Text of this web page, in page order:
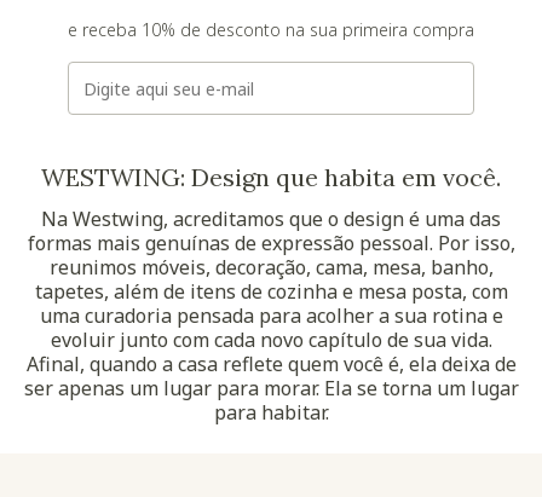
e receba 10% de desconto na sua primeira compra
E-mail
WESTWING: Design que habita em você.
Na Westwing, acreditamos que o design é uma das
formas mais genuínas de expressão pessoal. Por isso,
reunimos móveis, decoração, cama, mesa, banho,
tapetes, além de itens de cozinha e mesa posta, com
uma curadoria pensada para acolher a sua rotina e
evoluir junto com cada novo capítulo de sua vida.
Afinal, quando a casa reflete quem você é, ela deixa de
ser apenas um lugar para morar. Ela se torna um lugar
para habitar.